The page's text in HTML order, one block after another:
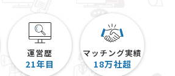
運営歴
21年目
マッチング実績
18万社超